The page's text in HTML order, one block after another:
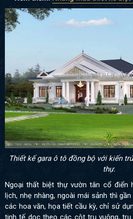
Thiết kế gara ô tô đồng bộ với kiến
thự.
Ngoại thất biệt thự vườn tân cổ điển
lịch, nhẹ nhàng, ngoài mái sảnh thì
các hoa văn, họa tiết cầu kỳ, chỉ sử
tinh tế dọc theo các cột trụ vuông,